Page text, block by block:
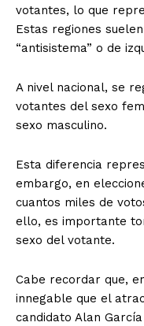
votantes, lo que
Estas regiones
“antisistema” o de
A nivel nacional, se
votantes del sexo
sexo masculino.
Esta diferencia
embargo, en
cuantos miles de
ello, es importante
sexo del votante.
Cabe recordar que,
innegable que el
candidato Alan